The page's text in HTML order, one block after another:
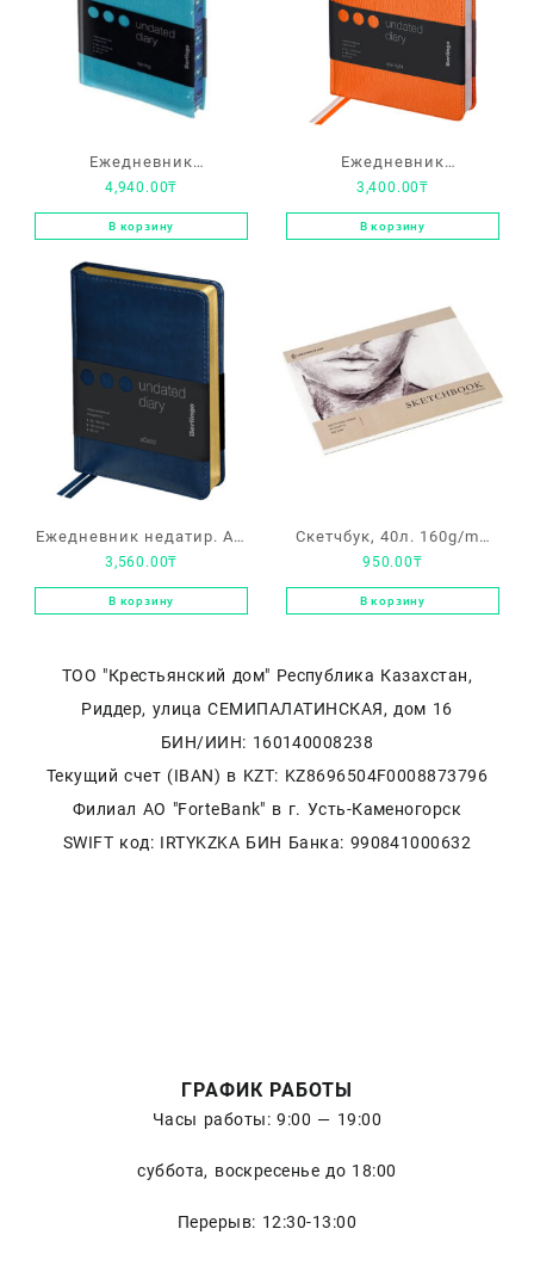
Ежедневник
недатированный
“Berlingo”, 160л, B6,
серия “Spring – Голубой”
4,940.00₸
В корзину
Ежедневник
недатированный
“Berlingo”, 160л, А5,
3,400.00₸
В корзину
Ежедневник недатир. А6,
160л., кожзам, Berlingo
“xGold”, зол. срез, синий
3,560.00₸
В корзину
Скетчбук, 40л. 160g/m2
Greenwich line
950.00₸
В корзину
ТОО "Крестьянский дом" Республика Казахстан,
Риддер, улица СЕМИПАЛАТИНСКАЯ, дом 16
БИН/ИИН: 160140008238
Текущий счет (IBAN) в KZT: KZ8696504F0008873796
Филиал АО "ForteBank" в г. Усть-Каменогорск
SWIFT код: IRTYKZKA БИН Банка: 990841000632
ГРАФИК РАБОТЫ
Часы работы: 9:00 — 19:00
суббота, воскресенье до 18:00
Перерыв: 12:30-13:00